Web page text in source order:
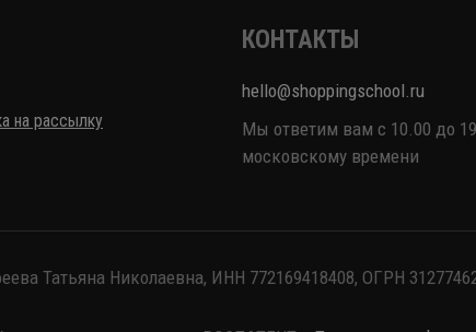
на рассылку
КОНТАКТЫ
hello@shoppingschool.ru
Мы ответим вам с 10.00 до
московскому времени
Татьяна Николаевна, ИНН 772169418408, ОГРН